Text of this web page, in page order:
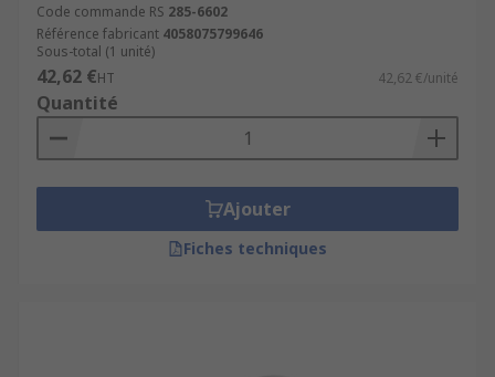
Créez l'espace parfait avec notre gamme de
projecteurs et de spots.
Code commande RS 285-6602
Référence fabricant 4058075799646
Sous-total (1 unité)
42,62 €HT 42,62 €/unité
Quantité
Ajouter
Fiches techniques